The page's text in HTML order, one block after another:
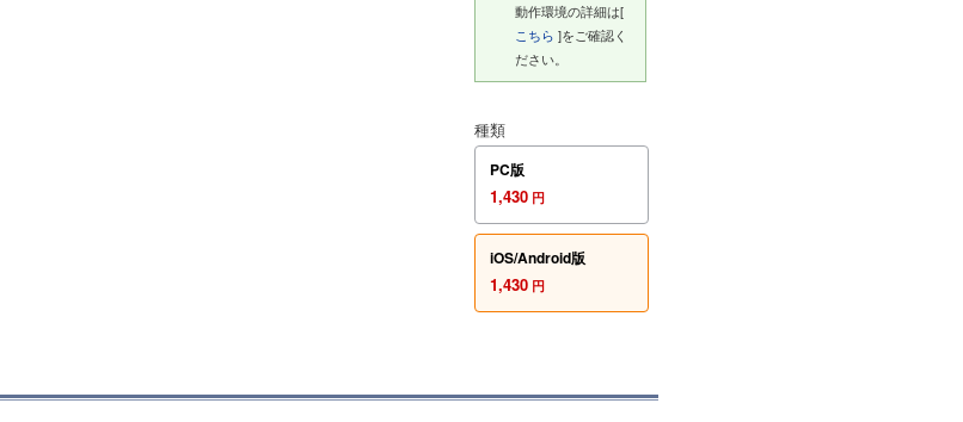
動作環境の詳細は[
こちら ]をご確認く
ださい。
種類
PC版
1,430 円
iOS/Android版
1,430 円